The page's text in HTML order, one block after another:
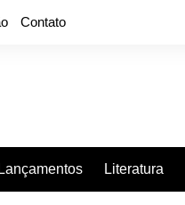
Contato
Lançamentos Literatura